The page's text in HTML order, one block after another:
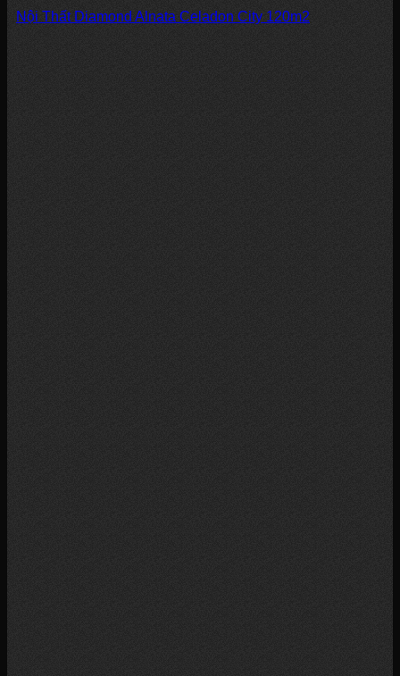
Nội Thất Diamond Alnata Celadon City 120m2